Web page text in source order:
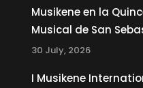
Musikene en la
Musical de San
30 July, 2026
I Musikene